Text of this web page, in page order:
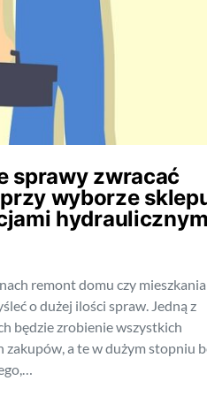
sprawy zwracać
wyborze
remont domu czy mieszkania
o dużej ilości spraw. Jedną z
będzie zrobienie wszystkich
zakupów, a te w dużym stopniu